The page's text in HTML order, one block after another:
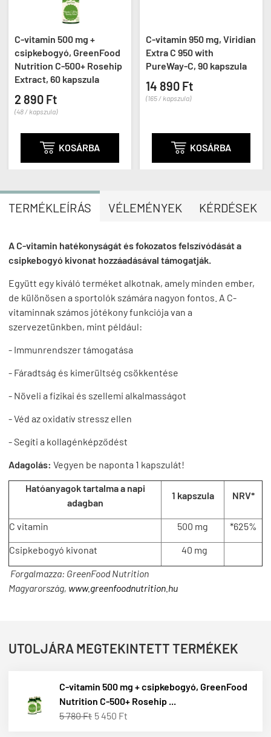
C-vitamin 500 mg +
csipkebogyó, GreenFood
Nutrition C-500+ Rosehip
Extract, 60 kapszula
2 890 Ft
(48 / kapszula)
 KOSÁRBA
C-vitamin 950 mg, Viridian
Extra C 950 with
PureWay-C, 90 kapszula
14 890 Ft
(165 / kapszula)
 KOSÁRBA
TERMÉKLEÍRÁS VÉLEMÉNYEK KÉRDÉSEK
A C-vitamin hatékonyságát és fokozatos felszívódását a
csipkebogyó kivonat hozzáadásával támogatják.
Együtt egy kiváló terméket alkotnak, amely minden ember,
de különösen a sportolók számára nagyon fontos. A C-
vitaminnak számos jótékony funkciója van a
szervezetünkben, mint például:
- Immunrendszer támogatása
- Fáradtság és kimerültség csökkentése
- Növeli a fizikai és szellemi alkalmasságot
- Véd az oxidatív stressz ellen
- Segíti a kollagénképződést
Adagolás: Vegyen be naponta 1 kapszulát!
Hatóanyagok tartalma a napi
adagban
1 kapszula NRV*
C vitamin 500 mg *625%
Csipkebogyó kivonat 40 mg
Forgalmazza: GreenFood Nutrition
Magyarország, www.greenfoodnutrition.hu
UTOLJÁRA MEGTEKINTETT TERMÉKEK
C-vitamin 500 mg + csipkebogyó, GreenFood
Nutrition C-500+ Rosehip ...
5 780 Ft 5 450 Ft